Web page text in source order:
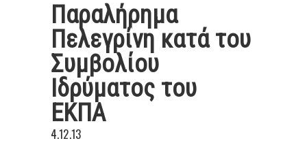
Παραλήρημα
Πελεγρίνη κατά του
Συμβολίου
Ιδρύματος του
ΕΚΠΑ
4.12.13